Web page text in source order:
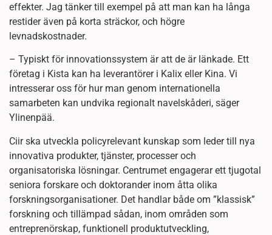
effekter. Jag tänker till exempel på att man kan ha långa
restider även på korta sträckor, och högre
levnadskostnader.
– Typiskt för innovationssystem är att de är länkade. Ett
företag i Kista kan ha leverantörer i Kalix eller Kina. Vi
intresserar oss för hur man genom internationella
samarbeten kan undvika regionalt navelskåderi, säger
Ylinenpää.
Ciir ska utveckla policyrelevant kunskap som leder till nya
innovativa produkter, tjänster, processer och
organisatoriska lösningar. Centrumet engagerar ett tjugotal
seniora forskare och doktorander inom åtta olika
forskningsorganisationer. Det handlar både om ”klassisk”
forskning och tillämpad sådan, inom områden som
entreprenörskap, funktionell produktutveckling,